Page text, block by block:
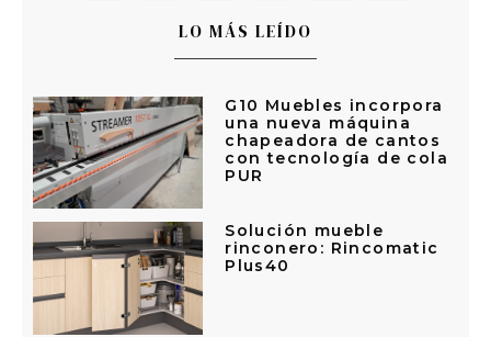
LO MÁS LEÍDO
G10 Muebles incorpora
una nueva máquina
chapeadora de cantos
con tecnología de cola
PUR
Solución mueble
rinconero: Rincomatic
Plus40